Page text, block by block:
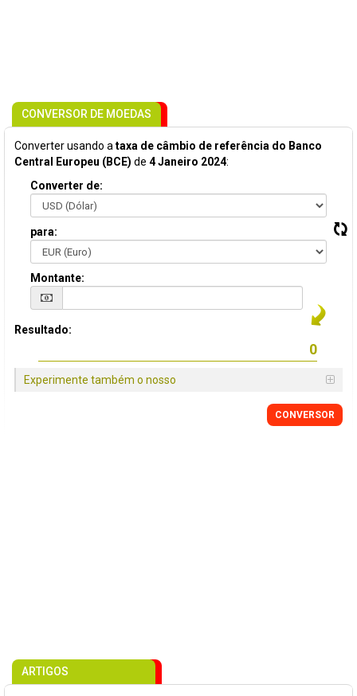
CONVERSOR DE MOEDAS
Converter usando a taxa de câmbio de referência do Banco
Central Europeu (BCE) de 4 Janeiro 2024:
Converter de:
para:
Montante:
Resultado:
Experimente também o nosso
CONVERSOR
ARTIGOS